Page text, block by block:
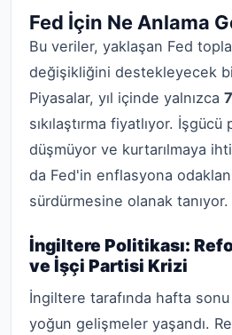
Fed İçin Ne Anlama
Bu veriler, yaklaşan Fed
değişikliğini destekleyecek
Piyasalar, yıl içinde yalnızca
sıkılaştırma fiyatlıyor. İşgücü
düşmüyor ve kurtarılmaya
da Fed'in enflasyona
sürdürmesine olanak tanıyor.
İngiltere Politikası:
ve İşçi Partisi Krizi
İngiltere tarafında hafta
yoğun gelişmeler yaşandı.